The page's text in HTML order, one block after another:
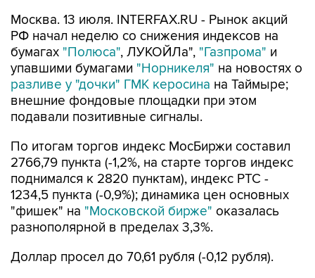
Москва. 13 июля. INTERFAX.RU - Рынок акций
РФ начал неделю со снижения индексов на
бумагах "Полюса", ЛУКОЙЛа", "Газпрома" и
упавшими бумагами "Норникеля" на новостях о
разливе у "дочки" ГМК керосина на Таймыре;
внешние фондовые площадки при этом
подавали позитивные сигналы.
По итогам торгов индекс МосБиржи составил
2766,79 пункта (-1,2%, на старте торгов индекс
поднимался к 2820 пунктам), индекс РТС -
1234,5 пункта (-0,9%); динамика цен основных
"фишек" на "Московской бирже" оказалась
разнополярной в пределах 3,3%.
Доллар просел до 70,61 рубля (-0,12 рубля).